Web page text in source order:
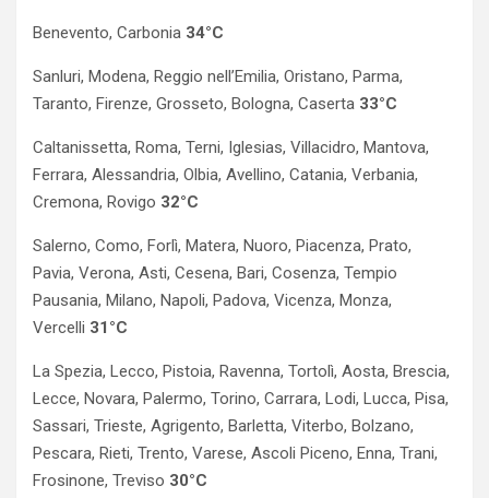
Benevento, Carbonia 34°C
Sanluri, Modena, Reggio nell’Emilia, Oristano, Parma,
Taranto, Firenze, Grosseto, Bologna, Caserta 33°C
Caltanissetta, Roma, Terni, Iglesias, Villacidro, Mantova,
Ferrara, Alessandria, Olbia, Avellino, Catania, Verbania,
Cremona, Rovigo 32°C
Salerno, Como, Forlì, Matera, Nuoro, Piacenza, Prato,
Pavia, Verona, Asti, Cesena, Bari, Cosenza, Tempio
Pausania, Milano, Napoli, Padova, Vicenza, Monza,
Vercelli 31°C
La Spezia, Lecco, Pistoia, Ravenna, Tortolì, Aosta, Brescia,
Lecce, Novara, Palermo, Torino, Carrara, Lodi, Lucca, Pisa,
Sassari, Trieste, Agrigento, Barletta, Viterbo, Bolzano,
Pescara, Rieti, Trento, Varese, Ascoli Piceno, Enna, Trani,
Frosinone, Treviso 30°C